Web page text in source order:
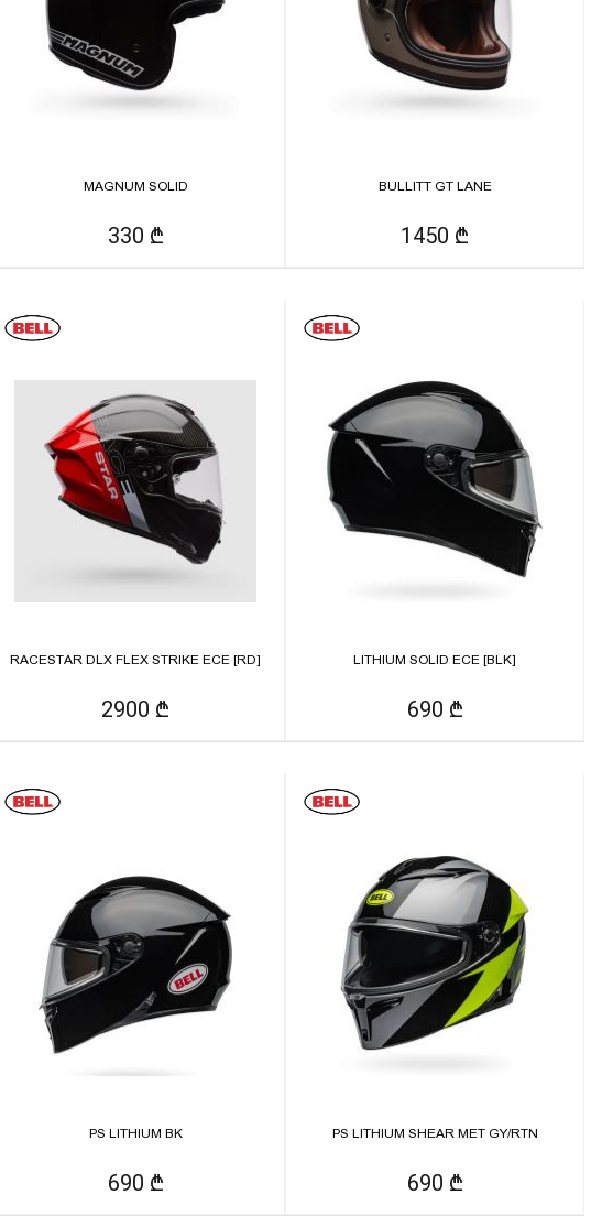
MAGNUM SOLID
330 ₾
BULLITT GT LANE
1450 ₾
RACESTAR DLX FLEX STRIKE ECE [RD]
2900 ₾
LITHIUM SOLID ECE [BLK]
690 ₾
PS LITHIUM BK
690 ₾
PS LITHIUM SHEAR MET GY/RTN
690 ₾